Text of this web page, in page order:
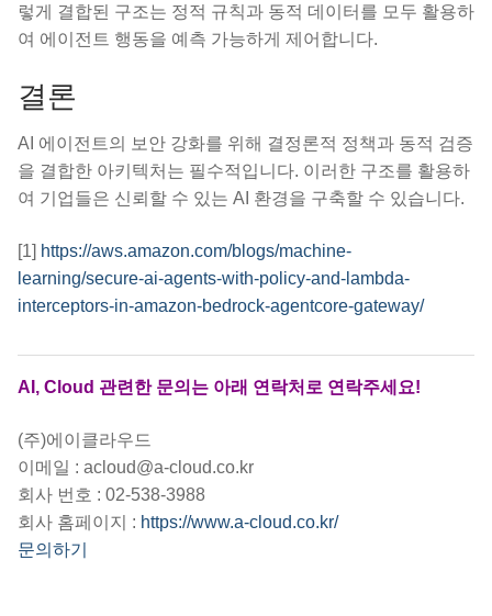
렇게 결합된 구조는 정적 규칙과 동적 데이터를 모두 활용하
여 에이전트 행동을 예측 가능하게 제어합니다.
결론
AI 에이전트의 보안 강화를 위해 결정론적 정책과 동적 검증
을 결합한 아키텍처는 필수적입니다. 이러한 구조를 활용하
여 기업들은 신뢰할 수 있는 AI 환경을 구축할 수 있습니다.
[1] https://aws.amazon.com/blogs/machine-
learning/secure-ai-agents-with-policy-and-lambda-
interceptors-in-amazon-bedrock-agentcore-gateway/
AI, Cloud 관련한 문의는 아래 연락처로 연락주세요!
(주)에이클라우드
이메일 : acloud@a-cloud.co.kr
회사 번호 : 02-538-3988
회사 홈페이지 : https://www.a-cloud.co.kr/
문의하기